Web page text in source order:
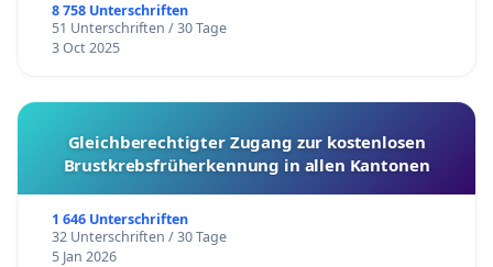
8 758 Unterschriften
51 Unterschriften / 30 Tage
3 Oct 2025
Gleichberechtigter Zugang zur kostenlosen
Brustkrebsfrüherkennung in allen Kantonen
1 646 Unterschriften
32 Unterschriften / 30 Tage
5 Jan 2026